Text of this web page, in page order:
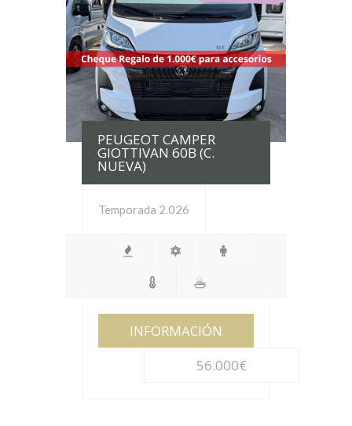
PEUGEOT CAMPER
GIOTTIVAN 60B (C.
NUEVA)
Temporada 2.026
INFORMACIÓN
56.000€